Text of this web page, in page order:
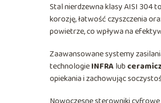
Stal nierdzewna klasy AISI 304
korozję, łatwość czyszczenia
powietrze, co wpływa na
Zaawansowane systemy
technologieINFRA lub
opiekania i zachowując